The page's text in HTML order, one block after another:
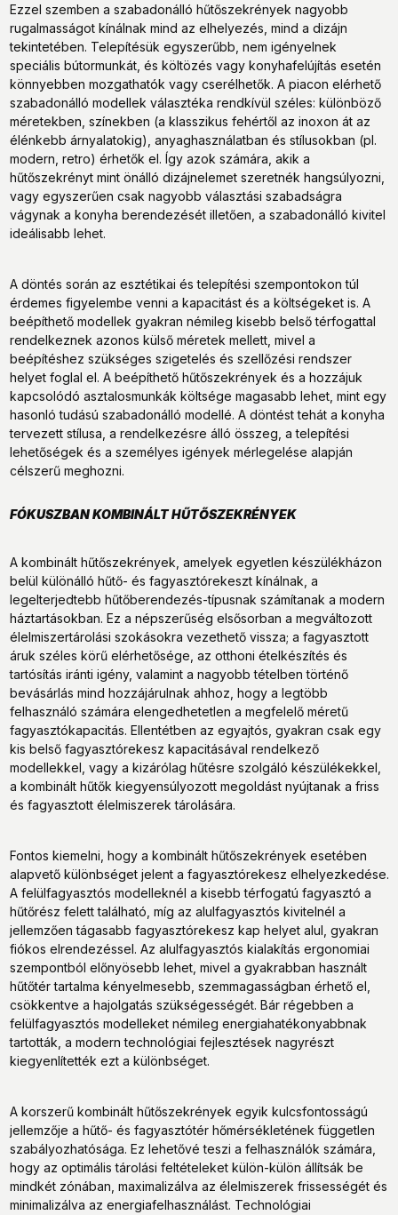
Ezzel szemben a szabadonálló hűtőszekrények nagyobb
rugalmasságot kínálnak mind az elhelyezés, mind a dizájn
tekintetében. Telepítésük egyszerűbb, nem igényelnek
speciális bútormunkát, és költözés vagy konyhafelújítás esetén
könnyebben mozgathatók vagy cserélhetők. A piacon elérhető
szabadonálló modellek választéka rendkívül széles: különböző
méretekben, színekben (a klasszikus fehértől az inoxon át az
élénkebb árnyalatokig), anyaghasználatban és stílusokban (pl.
modern, retro) érhetők el. Így azok számára, akik a
hűtőszekrényt mint önálló dizájnelemet szeretnék hangsúlyozni,
vagy egyszerűen csak nagyobb választási szabadságra
vágynak a konyha berendezését illetően, a szabadonálló kivitel
ideálisabb lehet.
A döntés során az esztétikai és telepítési szempontokon túl
érdemes figyelembe venni a kapacitást és a költségeket is. A
beépíthető modellek gyakran némileg kisebb belső térfogattal
rendelkeznek azonos külső méretek mellett, mivel a
beépítéshez szükséges szigetelés és szellőzési rendszer
helyet foglal el. A beépíthető hűtőszekrények és a hozzájuk
kapcsolódó asztalosmunkák költsége magasabb lehet, mint egy
hasonló tudású szabadonálló modellé. A döntést tehát a konyha
tervezett stílusa, a rendelkezésre álló összeg, a telepítési
lehetőségek és a személyes igények mérlegelése alapján
célszerű meghozni.
FÓKUSZBAN KOMBINÁLT HŰTŐSZEKRÉNYEK
A kombinált hűtőszekrények, amelyek egyetlen készülékházon
belül különálló hűtő- és fagyasztórekeszt kínálnak, a
legelterjedtebb hűtőberendezés-típusnak számítanak a modern
háztartásokban. Ez a népszerűség elsősorban a megváltozott
élelmiszertárolási szokásokra vezethető vissza; a fagyasztott
áruk széles körű elérhetősége, az otthoni ételkészítés és
tartósítás iránti igény, valamint a nagyobb tételben történő
bevásárlás mind hozzájárulnak ahhoz, hogy a legtöbb
felhasználó számára elengedhetetlen a megfelelő méretű
fagyasztókapacitás. Ellentétben az egyajtós, gyakran csak egy
kis belső fagyasztórekesz kapacitásával rendelkező
modellekkel, vagy a kizárólag hűtésre szolgáló készülékekkel,
a kombinált hűtők kiegyensúlyozott megoldást nyújtanak a friss
és fagyasztott élelmiszerek tárolására.
Fontos kiemelni, hogy a kombinált hűtőszekrények esetében
alapvető különbséget jelent a fagyasztórekesz elhelyezkedése.
A felülfagyasztós modelleknél a kisebb térfogatú fagyasztó a
hűtőrész felett található, míg az alulfagyasztós kivitelnél a
jellemzően tágasabb fagyasztórekesz kap helyet alul, gyakran
fiókos elrendezéssel. Az alulfagyasztós kialakítás ergonomiai
szempontból előnyösebb lehet, mivel a gyakrabban használt
hűtőtér tartalma kényelmesebb, szemmagasságban érhető el,
csökkentve a hajolgatás szükségességét. Bár régebben a
felülfagyasztós modelleket némileg energiahatékonyabbnak
tartották, a modern technológiai fejlesztések nagyrészt
kiegyenlítették ezt a különbséget.
A korszerű kombinált hűtőszekrények egyik kulcsfontosságú
jellemzője a hűtő- és fagyasztótér hőmérsékletének független
szabályozhatósága. Ez lehetővé teszi a felhasználók számára,
hogy az optimális tárolási feltételeket külön-külön állítsák be
mindkét zónában, maximalizálva az élelmiszerek frissességét és
minimalizálva az energiafelhasználást. Technológiai